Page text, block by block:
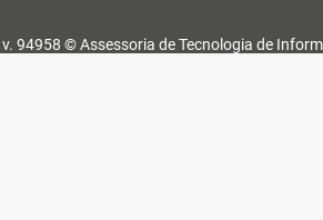
v. 94958 ©Assessoria de Tecnologia de